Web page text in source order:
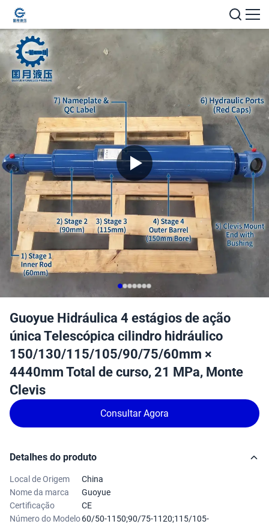
Guoyue Hidráulica 4 estágios de ação
única Telescópica cilindro hidráulico
150/130/115/105/90/75/60mm ×
4440mm Total de curso, 21 MPa, Monte
Clevis
Consultar Agora
Detalhes do produto
Local de Origem
China
Nome da marca
Guoyue
Certificação
CE
Número do Modelo60/50-1150;90/75-1120;115/105-